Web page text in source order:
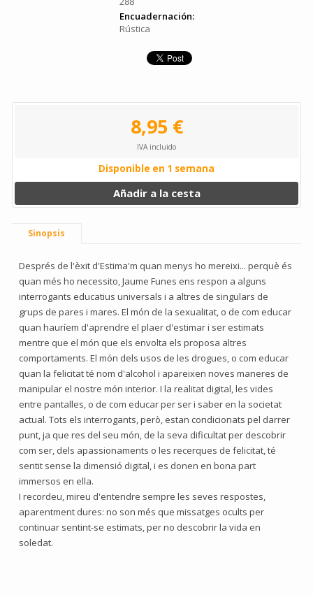
Encuadernación:
Rústica
8,95 €
IVA incluido
Disponible en 1 semana
Añadir a la cesta
Sinopsis
Després de l'èxit d'Estima'm quan menys ho mereixi... perquè és
quan més ho necessito, Jaume Funes ens respon a alguns
interrogants educatius universals i a altres de singulars de
grups de pares i mares. El món de la sexualitat, o de com educar
quan hauríem d'aprendre el plaer d'estimar i ser estimats
mentre que el món que els envolta els proposa altres
comportaments. El món dels usos de les drogues, o com educar
quan la felicitat té nom d'alcohol i apareixen noves maneres de
manipular el nostre món interior. I la realitat digital, les vides
entre pantalles, o de com educar per ser i saber en la societat
actual. Tots els interrogants, però, estan condicionats pel darrer
punt, ja que res del seu món, de la seva dificultat per descobrir
com ser, dels apassionaments o les recerques de felicitat, té
sentit sense la dimensió digital, i es donen en bona part
immersos en ella.
I recordeu, mireu d'entendre sempre les seves respostes,
aparentment dures: no son més que missatges ocults per
continuar sentint-se estimats, per no descobrir la vida en
soledat.